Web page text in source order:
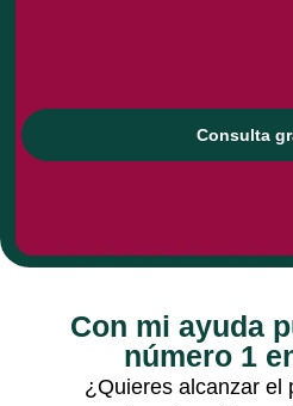
Consulta
Con mi ayuda
número 1
¿Quieres alcanzar el